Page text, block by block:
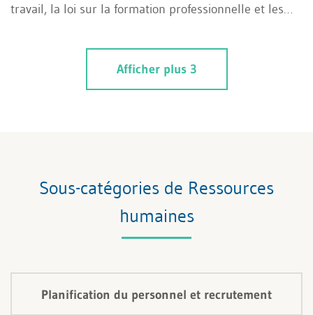
travail, la loi sur la formation professionnelle et les
Code suisse des obligations en constituent les bases
légales. Les dispositions relatives au contrat individuel
de travail sont, quant à elles, applicables à titre
Afficher plus 3
Sous-catégories de Ressources
humaines
Planification du personnel et recrutement